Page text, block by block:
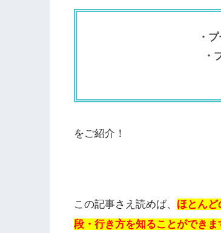
・
・
をご紹介！
この記事さえ読めば、 ほとん
段・行き方を知ることができま